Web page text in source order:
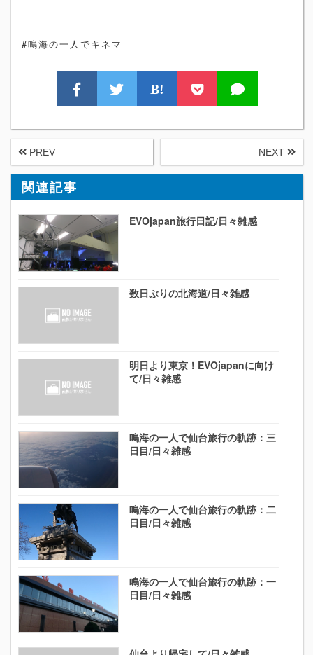
#鳴海の一人でキネマ
B!
PREV NEXT
関連記事
EVOjapan旅行日記/日々雑感
数日ぶりの北海道/日々雑感
明日より東京！EVOjapanに向け
て/日々雑感
鳴海の一人で仙台旅行の軌跡：三
日目/日々雑感
鳴海の一人で仙台旅行の軌跡：二
日目/日々雑感
鳴海の一人で仙台旅行の軌跡：一
日目/日々雑感